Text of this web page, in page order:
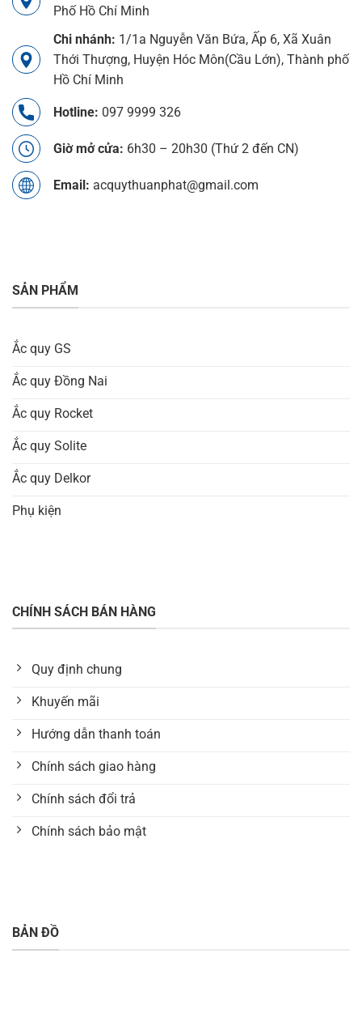
Phố Hồ Chí Minh
Chi nhánh: 1/1a Nguyễn Văn Bứa, Ấp 6, Xã Xuân
Thới Thượng, Huyện Hóc Môn(Cầu Lớn), Thành phố
Hồ Chí Minh
Hotline: 097 9999 326
Giờ mở cửa: 6h30 – 20h30 (Thứ 2 đến CN)
Email: acquythuanphat@gmail.com
SẢN PHẨM
Ắc quy GS
Ắc quy Đồng Nai
Ắc quy Rocket
Ắc quy Solite
Ắc quy Delkor
Phụ kiện
CHÍNH SÁCH BÁN HÀNG
Quy định chung
Khuyến mãi
Hướng dẫn thanh toán
Chính sách giao hàng
Chính sách đổi trả
Chính sách bảo mật
BẢN ĐỒ